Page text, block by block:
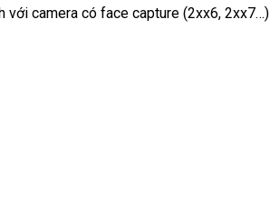
với camera có face capture (2xx6, 2xx7…)